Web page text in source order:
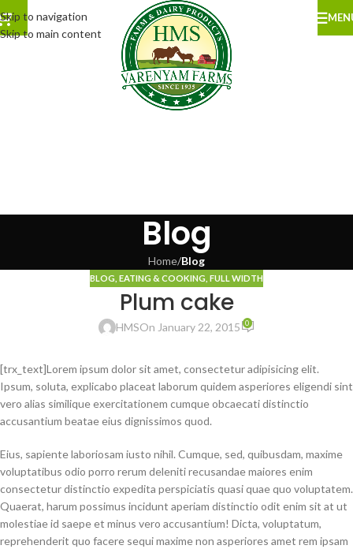
Skip to navigation
Skip to main content
Blog
Home/Blog
BLOG EATING & COOKING FULL WIDTH
Plum cake
HMSOn January 22, 2015 0
[trx_text]Lorem ipsum dolor sit amet, consectetur adipisicing elit.
Ipsum, soluta, explicabo placeat laborum quidem asperiores eligendi sint
vero alias similique exercitationem cumque obcaecati distinctio
accusantium beatae eius dignissimos quod.
Eius, sapiente laboriosam iusto nihil. Cumque, sed, quibusdam, maxime
voluptatibus odio porro rerum deleniti recusandae maiores enim
consectetur distinctio expedita perspiciatis quasi quae quo voluptatem.
Quaerat, harum possimus incidunt aperiam distinctio odit enim sit at ut
molestiae id saepe et minus vero accusantium! Dicta, voluptatum,
reprehenderit quo facere sequi maxime non asperiores amet rem ipsam